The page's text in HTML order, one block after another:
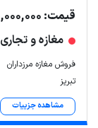
قیمت: 14,000,000,000 تومان
مغازه و تجاری
فروش مغازه مرزداران
تبریز
مشاهده جزییات